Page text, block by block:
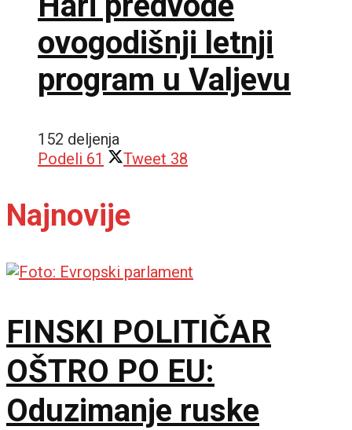
ovogodišnji letnji
program u Valjevu
152 deljenja
Podeli 61 Tweet 38
Najnovije
FINSKI POLITIČAR
OŠTRO PO EU:
Oduzimanje ruske